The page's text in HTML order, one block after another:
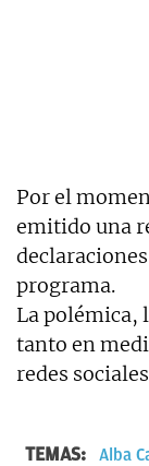
Por el
emitido una
programa.
La polémica,
tanto en
redes
TEMAS: Alba